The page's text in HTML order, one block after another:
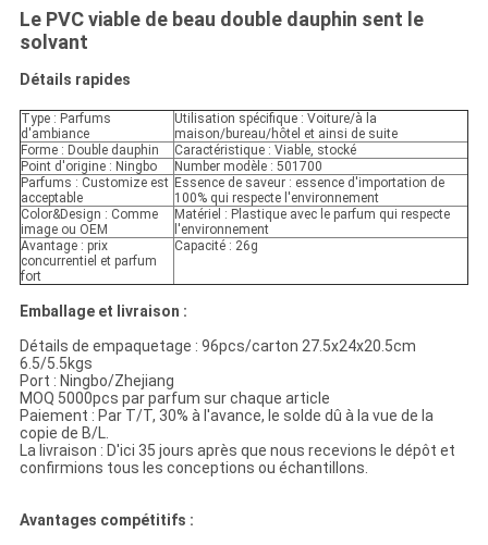
Le PVC viable de beau double dauphin sent le
solvant
Détails rapides
Type : Parfums
d'ambiance
Utilisation spécifique : Voiture/à la
maison/bureau/hôtel et ainsi de suite
Forme : Double dauphin
Caractéristique : Viable, stocké
Point d'origine : Ningbo
Number modèle : 501700
Parfums : Customize est
acceptable
Essence de saveur : essence d'importation de
100% qui respecte l'environnement
Color&Design : Comme
image ou OEM
Matériel : Plastique avec le parfum qui respecte
l'environnement
Avantage : prix
concurrentiel et parfum
fort
Capacité : 26g
Emballage et livraison :
Détails de empaquetage : 96pcs/carton 27.5x24x20.5cm
6.5/5.5kgs
Port : Ningbo/Zhejiang
MOQ 5000pcs par parfum sur chaque article
Paiement : Par T/T, 30% à l'avance, le solde dû à la vue de la
copie de B/L.
La livraison : D'ici 35 jours après que nous recevions le dépôt et
confirmions tous les conceptions ou échantillons.
Avantages compétitifs :